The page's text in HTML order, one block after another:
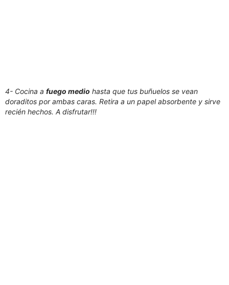
4- Cocina a fuego medio hasta que tus buñuelos se vean
doraditos por ambas caras. Retira a un papel absorbente y sirve
recién hechos. A disfrutar!!!